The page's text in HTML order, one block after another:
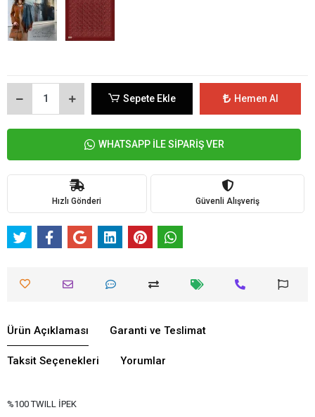
Sepete Ekle Hemen Al
WHATSAPP İLE SİPARİŞ VER
Hızlı Gönderi Güvenli Alışveriş
Ürün Açıklaması Garanti ve Teslimat
Taksit Seçenekleri Yorumlar
%100 TWILL İPEK